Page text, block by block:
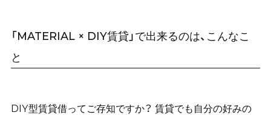
「MATERIAL × DIY賃貸」で出来るのは、こんなこ
と
DIY型賃貸借ってご存知ですか？ 賃貸でも自分の好みの